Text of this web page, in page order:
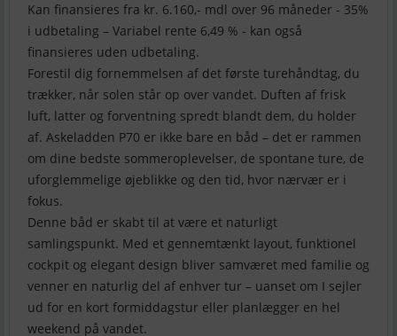
Kan finansieres fra kr. 6.160,- mdl over 96 måneder - 35%
i udbetaling – Variabel rente 6,49 % - kan også
finansieres uden udbetaling.
Forestil dig fornemmelsen af det første turehåndtag, du
trækker, når solen står op over vandet. Duften af frisk
luft, latter og forventning spredt blandt dem, du holder
af. Askeladden P70 er ikke bare en båd – det er rammen
om dine bedste sommeroplevelser, de spontane ture, de
uforglemmelige øjeblikke og den tid, hvor nærvær er i
fokus.
Denne båd er skabt til at være et naturligt
samlingspunkt. Med et gennemtænkt layout, funktionel
cockpit og elegant design bliver samværet med familie og
venner en naturlig del af enhver tur – uanset om I sejler
ud for en kort formiddagstur eller planlægger en hel
weekend på vandet.